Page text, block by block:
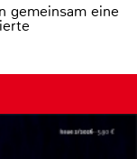
gemeinsam eine